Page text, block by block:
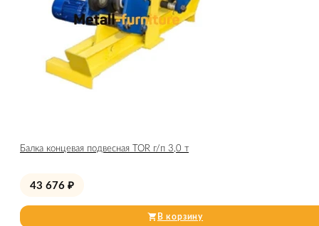
Балка концевая подвесная TOR г/п 3,0 т
43 676 ₽
В корзину